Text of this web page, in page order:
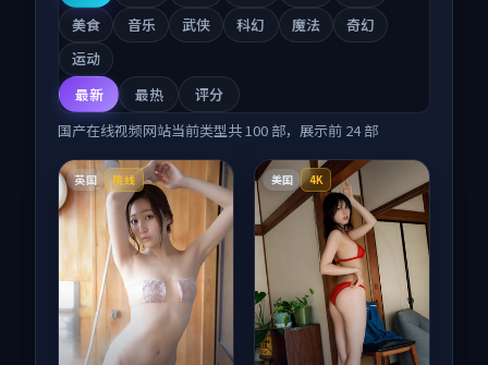
美食
音乐 武侠 科幻 魔法
奇幻
运动
最新
最热
评分
国产在线视频网站当前类型共100 部，展示前 24部
英国 院线 美国 4K